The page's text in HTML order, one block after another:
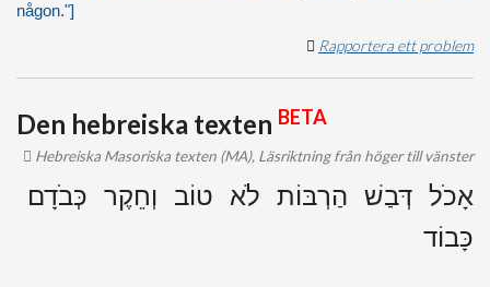
någon."]
Rapportera ett problem
Den hebreiska texten BETA
Hebreiska Masoriska texten (MA), Läsriktning från höger till vänster
אָכֹל דְּבַשׁ הַרְבּוֹת לֹא טוֹב וְחֵקֶר כְּבֹדָם
כָּבוֹד